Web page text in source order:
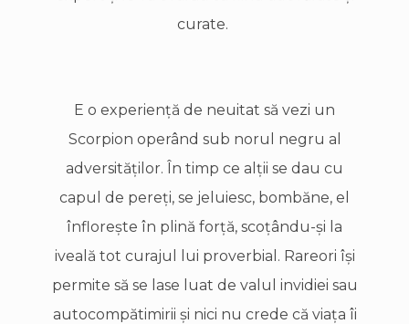
curate.
E o experienţă de neuitat să vezi un
Scorpion operând sub norul negru al
adversităţilor. În timp ce alţii se dau cu
capul de pereţi, se jeluiesc, bombăne, el
înfloreşte în plină forţă, scoţându-şi la
iveală tot curajul lui proverbial. Rareori îşi
permite să se lase luat de valul invidiei sau
autocompătimirii şi nici nu crede că viaţa îi